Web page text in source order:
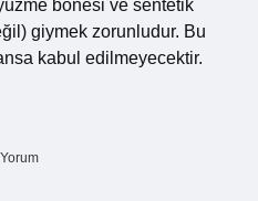
bonesi ve sentetik
giymek zorunludur. Bu
kabul edilmeyecektir.